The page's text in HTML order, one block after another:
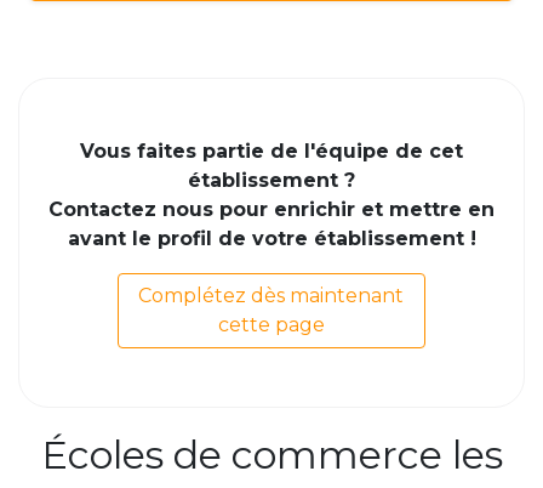
Vous faites partie de l'équipe de cet
établissement ?
Contactez nous pour enrichir et mettre en
avant le profil de votre établissement !
Complétez dès maintenant
cette page
Écoles de commerce les